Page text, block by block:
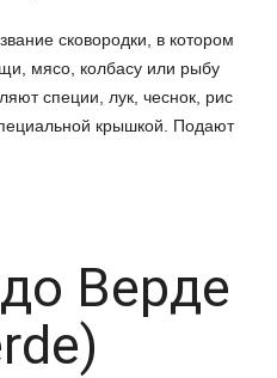
сковородки, в котором
мясо, колбасу или рыбу
специи, лук, чеснок, рис
крышкой. Подают
Верде